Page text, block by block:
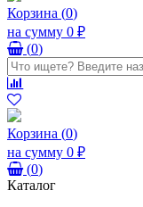
Корзина (0)
на сумму 0 ₽
(0)
Корзина (0)
на сумму 0 ₽
(0)
Каталог